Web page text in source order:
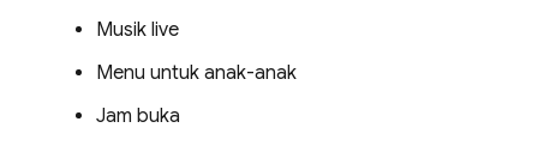
Musik live
Menu untuk anak-anak
Jam buka